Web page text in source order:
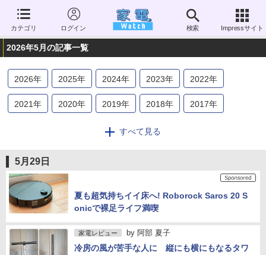
カテゴリ ログイン 検索 Impressサイト
2026年5月の記事一覧
2026年 2025年 2024年 2023年 2022年
2021年 2020年 2019年 2018年 2017年
2014年 2013
2006年
すべて見る
5月29日
夏も超気持ちイイ床へ! Roborock Saros 20 S
onicで裸足ライフ満喫
家電レビュー by 阿部 夏子
冷房の風が苦手な人に 縦にも横にもなるタワ